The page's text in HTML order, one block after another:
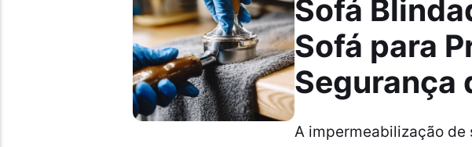
Sofá
Sofá para
Segurança
A impermeabilização de